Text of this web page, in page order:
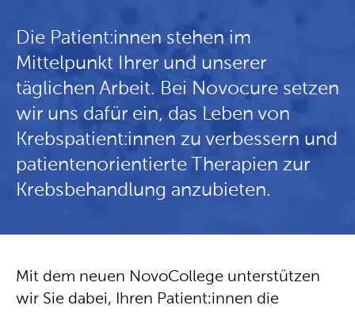
Die Patient:innen stehen im
Mittelpunkt Ihrer und unserer
täglichen Arbeit. Bei Novocure setzen
wir uns dafür ein, das Leben von
Krebspatient:innen zu verbessern und
patientenorientierte Therapien zur
Krebsbehandlung anzubieten.
Mit dem neuen NovoCollege unterstützen
wir Sie dabei, Ihren Patient:innen die